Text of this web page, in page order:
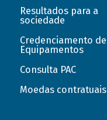
Resultados para a
sociedade
Credenciamento de
Equipamentos
Consulta PAC
Moedas contratuais